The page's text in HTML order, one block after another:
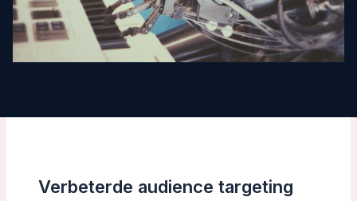
Verbeterde audience targeting